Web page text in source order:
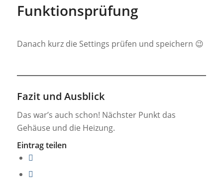
Funktionsprüfung
Danach kurz die Settings prüfen und speichern 😉
Fazit und Ausblick
Das war’s auch schon! Nächster Punkt das
Gehäuse und die Heizung.
Eintrag teilen